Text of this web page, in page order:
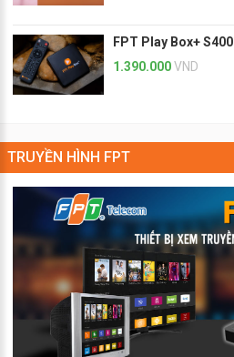
FPT Play Box+ S400
1.390.000VND
TRUYỀN HÌNH FPT